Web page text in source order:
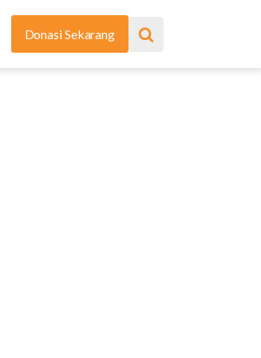
Donasi Sekarang